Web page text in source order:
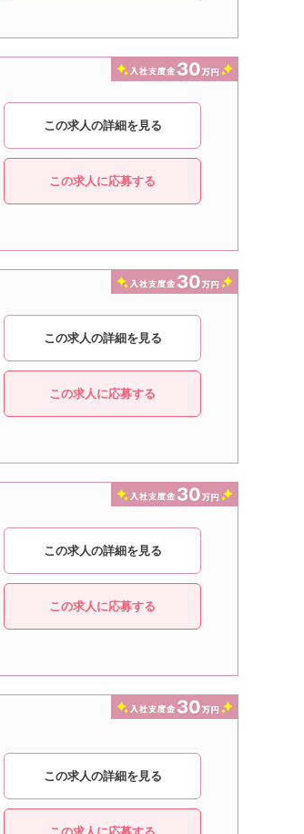
この求人の詳細を見る
この求人に応募する
この求人の詳細を見る
この求人に応募する
この求人の詳細を見る
この求人に応募する
この求人の詳細を見る